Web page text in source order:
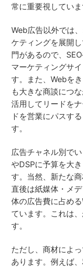
常に重要視していま
Web広告以外では
ケティングを展開
門があるので、
マーケティングサ
す。また、Webを
も大きな商談につ
活用してリードを
ドを営業にパスす
す。
広告チャネル別で
やDSPに予算を大
す。当然、新たな
直後は紙媒体・メ
体の広告費に占め
ています。これは
す。
ただし、商材によ
あります。例えば